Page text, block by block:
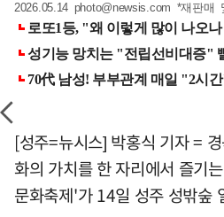
2026.05.14 photo@newsis.com *재판매
[성주=뉴시스] 박홍식 기자 =
화의 가치를 한 자리에서 즐기
문화축제'가 14일 성주 성밖숲